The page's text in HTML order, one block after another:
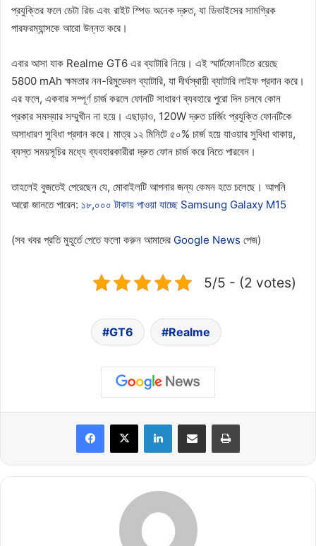
প্রযুক্তির ফলে ডেটা রিড এবং রাইট স্পিড অনেক দ্রুত, যা ডিভাইসের সামগ্রিক
পারফরম্যান্সকে আরো উন্নত করে।
এবার আসা যাক Realme GT6 এর ব্যাটারি নিয়ে। এই স্মার্টফোনটিতে রয়েছে
5800 mAh ক্ষমতার নন-রিমুভেবল ব্যাটারি, যা দীর্ঘস্থায়ী ব্যাটারি লাইফ প্রদান করে।
এর ফলে, একবার সম্পূর্ণ চার্জ করলে ফোনটি সাধারণ ব্যবহারে পুরো দিন চলবে কোন
প্রকার সমস্যার সম্মুখীন না হয়ে। এছাড়াও, 120W দ্রুত চার্জিং প্রযুক্তি ফোনটিকে
অসাধারণ সুবিধা প্রদান করে। মাত্র ১২ মিনিটে ৫০% চার্জ হয়ে যাওয়ার সুবিধা থাকায়,
ব্যস্ত সময়সূচির মধ্যে ব্যবহারকারীরা দ্রুত ফোন চার্জ করে নিতে পারবেন।
তাহলেই বুজতেই পেরেছেন যে, মোবাইলটি আপনার জন্য কেমন হতে চলেছে। আপনি
আরো জানতে পারেন: ১৮,০০০ টাকায় পাওয়া যাচ্ছে Samsung Galaxy M15
(সব খবর প্রতি মুহূর্তে পেতে ফলো করুন আমাদের Google News পেজ)
5/5 - (2 votes)
GT6 Realme